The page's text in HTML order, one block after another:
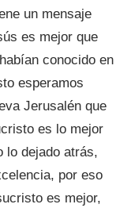
un mensaje
es mejor que
conocido en
esperamos
Jerusalén que
es lo mejor
lo dejado atrás,
por eso
es mejor,